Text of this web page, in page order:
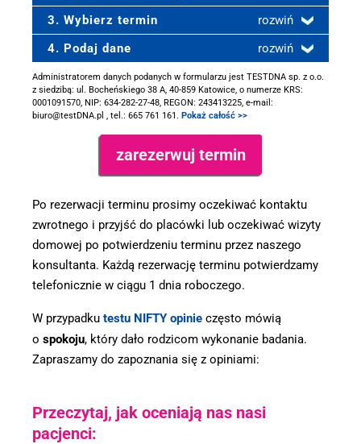
3. Wybierz termin
rozwiń
4. Podaj dane
rozwiń
Administratorem danych podanych w formularzu jest TESTDNA sp. z o.o.
z siedzibą: ul. Bocheńskiego 38 A, 40-859 Katowice, o numerze KRS:
0001091570, NIP: 634-282-27-48, REGON: 243413225, e-mail:
biuro@testDNA.pl , tel.: 665 761 161. Pokaż całość >>
Po rezerwacji terminu prosimy oczekiwać kontaktu
zwrotnego i przyjść do placówki lub oczekiwać wizyty
domowej po potwierdzeniu terminu przez naszego
konsultanta. Każdą rezerwację terminu potwierdzamy
telefonicznie w ciągu 1 dnia roboczego.
W przypadku testu NIFTY opinie często mówią
o spokoju, który dało rodzicom wykonanie badania.
Zapraszamy do zapoznania się z opiniami:
Przeczytaj, jak oceniają nas nasi
pacjenci: